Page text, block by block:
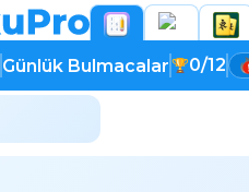
Günlük Bulmacalar 0/12